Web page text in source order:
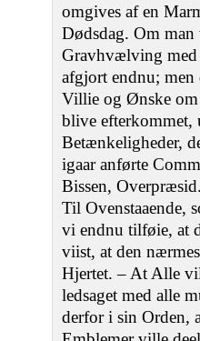
omgives af en
Dødsdag. Om
Gravhvælving med
afgjort endnu;
Villie og Ønske om
blive efterkommet,
Betænkeligheder,
igaar anførte
Bissen,
Til Ovenstaaende,
vi endnu tilføie, at
viist, at den
Hjertet. ‒ At Alle
ledsaget med alle
derfor i sin Orden,